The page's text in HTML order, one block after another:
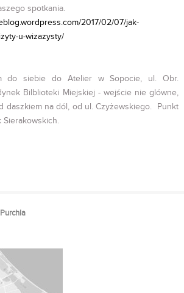
spotkania.
2017/02/07/jak-
u-wizazysty/
do siebie do Atelier w Sopocie, ul. Obr.
Bilblioteki Miejskiej - wejście nie glówne,
daszkiem na dól, od ul. Czyżewskiego. Punkt